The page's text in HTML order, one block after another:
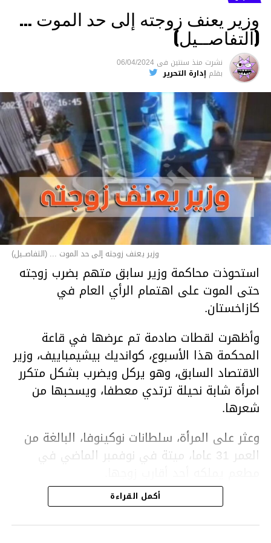
وزير يعنف زوجته إلى حد الموت …
(التفاصــيل)
نشرت منذ سنتين فى 06/04/2024
بقلم إدارة التحرير
وزير يعنف زوجته إلى حد الموت ... (التفاصــيل)
استحوذت محاكمة وزير سابق متهم بضرب زوجته
حتى الموت على اهتمام الرأي العام في
كازاخستان.
وأظهرت لقطات صادمة تم عرضها في قاعة
المحكمة هذا الأسبوع، كوانديك بيشيمباييف، وزير
الاقتصاد السابق، وهو يركل ويضرب بشكل متكرر
امرأة شابة نحيلة ترتدي معطفا، ويسحبها من
شعرها.
وعثر على المرأة، سلطانات نوكينوفا، البالغة من
العمر 31 عاما، ميتة في نوفمبر الماضي في
ووفقا لتقرير الطبيب الشرعي، توفيت نوكينوفا
متأثرة بصدمة في الدماغ، وكانت إحدى عظام
أنفها مكسورة وكانت هناك كدمات متعددة على
أكمل القراءة